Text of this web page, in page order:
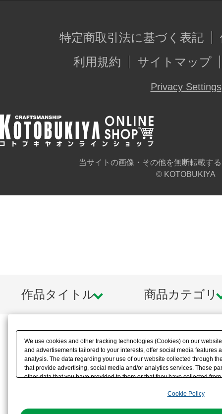
特定商取引法に基づく表記
利用規約
サイトマップ
Privacy Settings
当サイトの画像・その他を無断転載す
© KOTOBUKIYA
作品タイトル 商品カテゴリ
We use cookies and other tracking technologies (Cookies) on our
and advertisements tailored to your interests, offer social media features
analysis. The data regarding your use of our website collected through
that provide advertising, social media and/or analytics services. These
other data that you have provided to them or that they have collected
the use of all Cookies except for Strictly Necessary Cookies, please
You can change your consent or rejection settings at any time via
Cookie Policy